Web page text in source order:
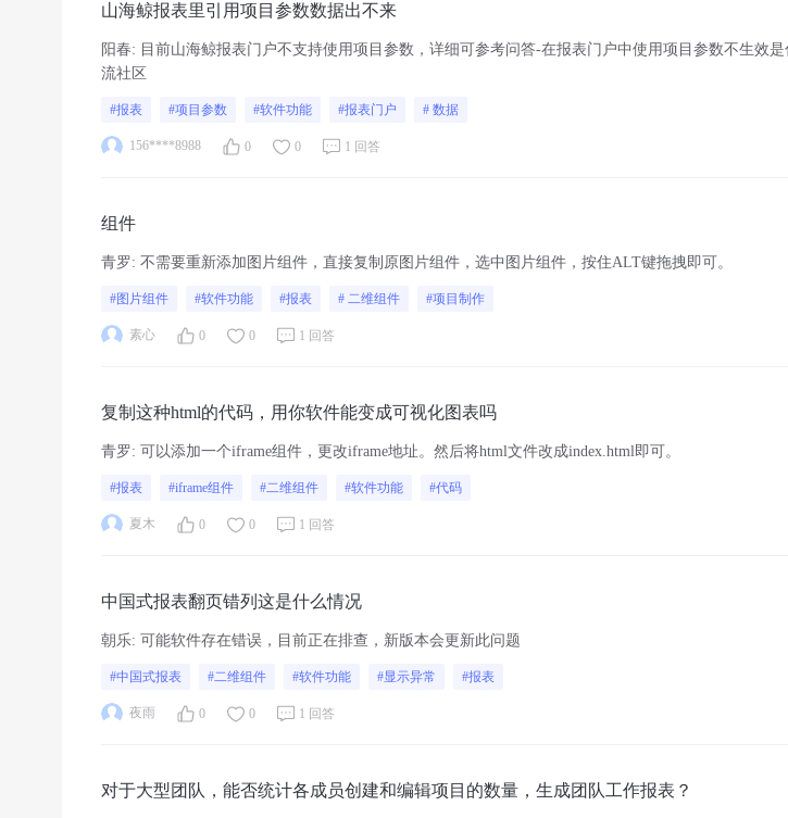
山海鲸报表里引用项目参数数据出不来
阳春: 目前山海鲸报表门户不支持使用项目参数，详细可参考问答-在报表门户中使用项目参数不生效
流社区
#报表 #项目参数 #软件功能 #报表门户 # 数据
156****8988 0 0 1 回答
组件
青罗: 不需要重新添加图片组件，直接复制原图片组件，选中图片组件，按住ALT键拖拽即可。
#图片组件 #软件功能 #报表 # 二维组件 #项目制作
素心 0 0 1 回答
复制这种html的代码，用你软件能变成可视化图表吗
青罗: 可以添加一个iframe组件，更改iframe地址。然后将html文件改成index.html即可。
#报表 #iframe组件 #二维组件 #软件功能 #代码
夏木 0 0 1 回答
中国式报表翻页错列这是什么情况
朝乐: 可能软件存在错误，目前正在排查，新版本会更新此问题
#中国式报表 #二维组件 #软件功能 #显示异常 #报表
夜雨 0 0 1 回答
对于大型团队，能否统计各成员创建和编辑项目的数量，生成团队工作报表？